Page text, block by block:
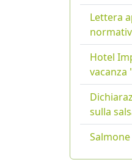
Lettera
Hotel
vacanza
sulla